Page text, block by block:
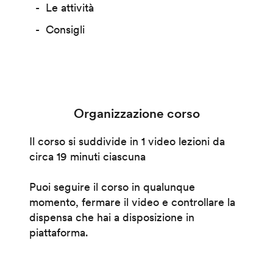
Le attività
Consigli
Organizzazione corso
Il corso si suddivide in 1 video lezioni da
circa 19 minuti ciascuna
Puoi seguire il corso in qualunque
momento, fermare il video e controllare la
dispensa che hai a disposizione in
piattaforma.